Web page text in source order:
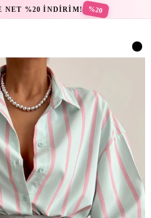
NET %20 İNDİRİM! %20